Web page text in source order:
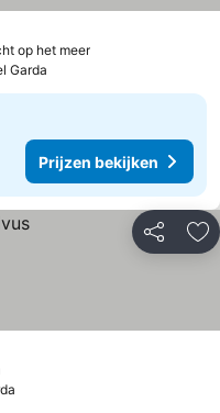
op het meer
Garda
Prijzen bekijken
Delen